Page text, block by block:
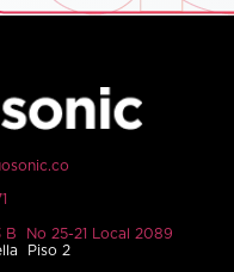
B No 25-21 Local 2089
Piso 2